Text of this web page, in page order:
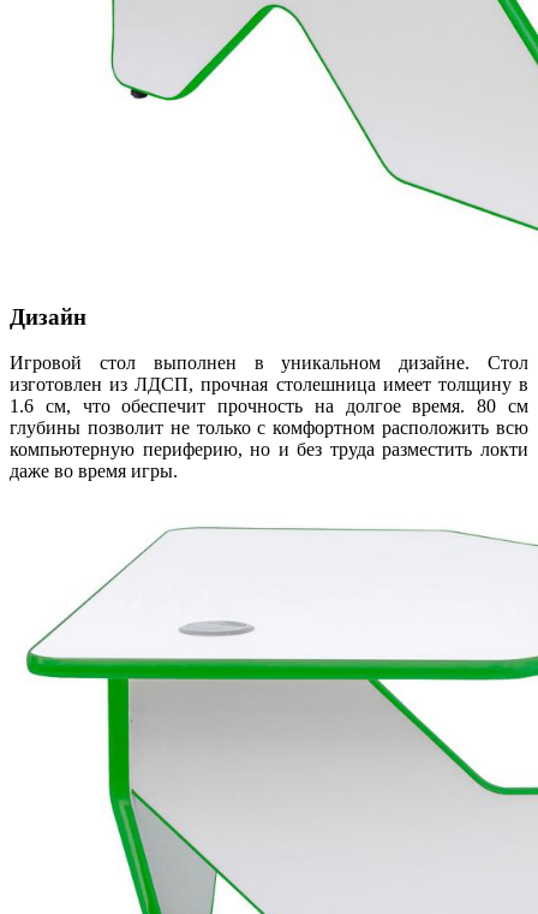
Дизайн
Игровой стол выполнен в уникальном дизайне. Стол
изготовлен из ЛДСП, прочная столешница имеет толщину в
1.6 см, что обеспечит прочность на долгое время. 80 см
глубины позволит не только с комфортном расположить всю
компьютерную периферию, но и без труда разместить локти
даже во время игры.